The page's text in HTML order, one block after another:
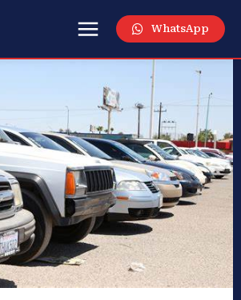
WhatsApp